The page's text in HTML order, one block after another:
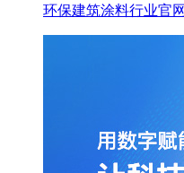
环保建筑涂料行业官网